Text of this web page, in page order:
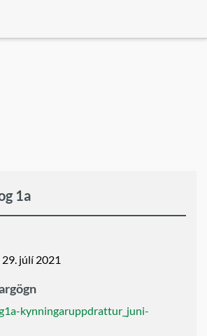
1a
júlí 2021
kynningaruppdrattur_juni-